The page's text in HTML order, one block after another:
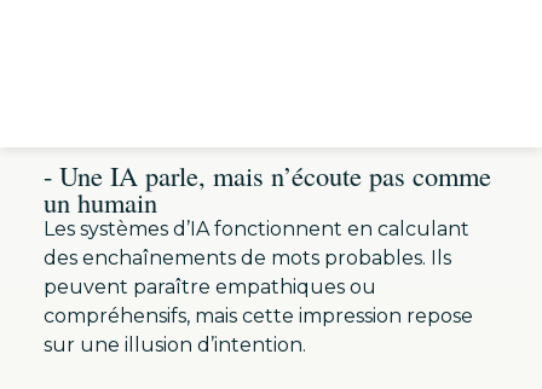
- Une IA parle, mais n’écoute pas comme
un humain
Les systèmes d’IA fonctionnent en calculant
des enchaînements de mots probables. Ils
peuvent paraître empathiques ou
compréhensifs, mais cette impression repose
sur une illusion d’intention.